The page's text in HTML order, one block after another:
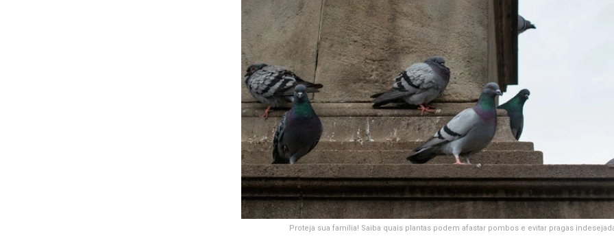
Proteja sua família! Saiba quais plantas podem afastar pombos e evitar pragas